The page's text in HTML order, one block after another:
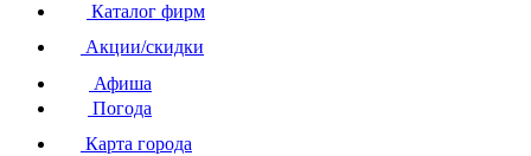
Каталог фирм
Акции/скидки
Афиша
Погода
Карта города